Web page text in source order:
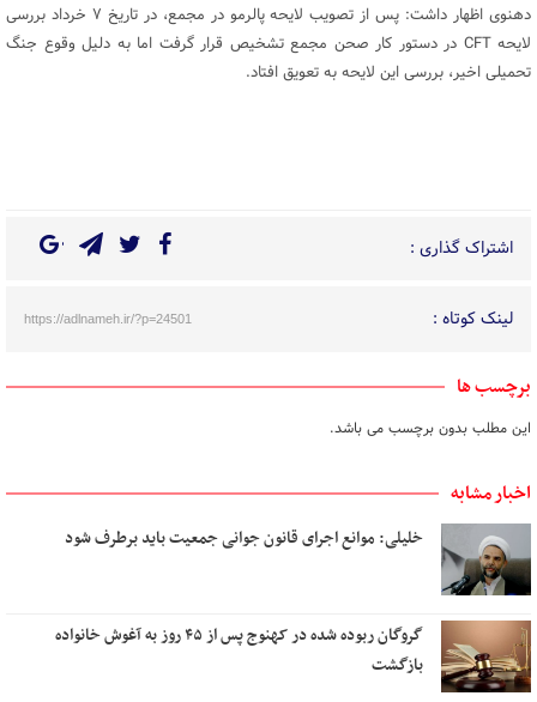
دهنوی اظهار داشت: پس از تصویب لایحه پالرمو در مجمع، در تاریخ ۷ خرداد بررسی
لایحه CFT در دستور کار صحن مجمع تشخیص قرار گرفت اما به دلیل وقوع جنگ
تحمیلی اخیر، بررسی این لایحه به تعویق افتاد.
اشتراک گذاری :
لینک کوتاه : https://adlnameh.ir/?p=24501
برچسب ها
این مطلب بدون برچسب می باشد.
اخبار مشابه
خلیلی: موانع اجرای قانون جوانی جمعیت باید برطرف شود
گروگان ربوده‌ شده در کهنوج پس از ۴۵ روز به آغوش خانواده
بازگشت